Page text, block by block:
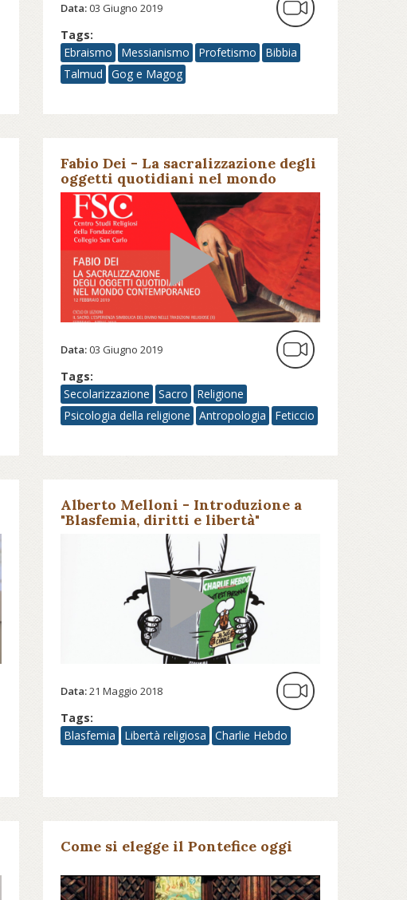
Data:03 Giugno 2019
Tags:
Ebraismo
Messianismo Profetismo
Bibbia
Talmud
Gog e Magog
Fabio Dei - La sacralizzazione degli
oggetti quotidiani nel mondo
contemporaneo - Fondazione
Collegio San Carlo
Data:03 Giugno 2019
Tags:
Secolarizzazione
Sacro
Religione
Psicologia della religione
Antropologia Feticcio
Alberto Melloni - Introduzione a
"Blasfemia, diritti e libertà"
Data:21 Maggio 2018
Tags:
Blasfemia
Libertà religiosa Charlie Hebdo
Come si elegge il Pontefice oggi